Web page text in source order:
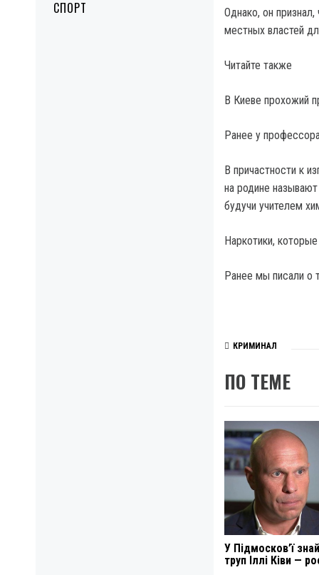
СПОРТ
Однако, он
местных властей
Читайте также
В Киеве прохожий
Ранее у
В причастности к
на родине
будучи учителем
Наркотики,
Ранее мы писали о
КРИМИНАЛ
ПО ТЕМЕ
У Підмосков’ї
труп Іллі Ківи —